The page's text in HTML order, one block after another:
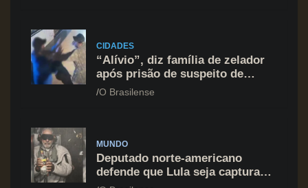
CIDADES
“Alívio”, diz família de zelador
após prisão de suspeito de
agressão na Asa Norte
O Brasilense
MUNDO
Deputado norte-americano
defende que Lula seja capturado
assim como Nicolás Maduro